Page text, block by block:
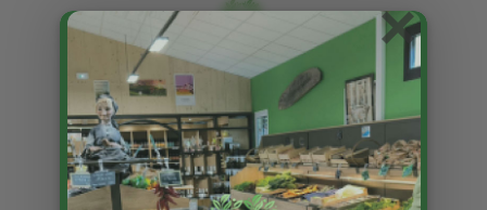
Les articles avec le mot clé :
la ferme du cledou
×